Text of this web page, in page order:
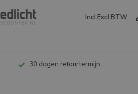
Incl. Excl. BTW
Tot 10 jaar garantie